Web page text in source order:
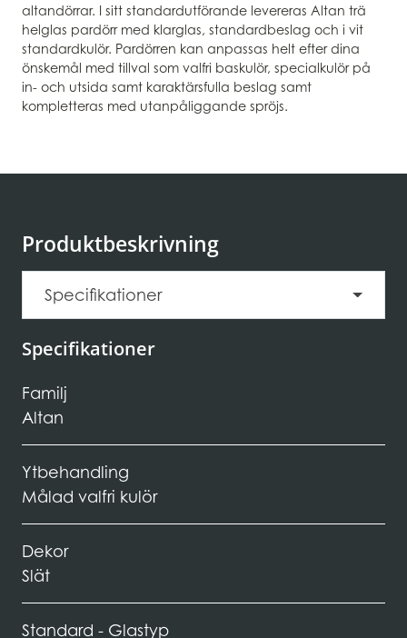
altandörrar. I sitt standardutförande levereras Altan trä
helglas pardörr med klarglas, standardbeslag och i vit
standardkulör. Pardörren kan anpassas helt efter dina
önskemål med tillval som valfri baskulör, specialkulör på
in- och utsida samt karaktärsfulla beslag samt
kompletteras med utanpåliggande spröjs.
Produktbeskrivning
Specifikationer
Specifikationer
Familj
Altan
Ytbehandling
Målad valfri kulör
Dekor
Slät
Standard - Glastyp